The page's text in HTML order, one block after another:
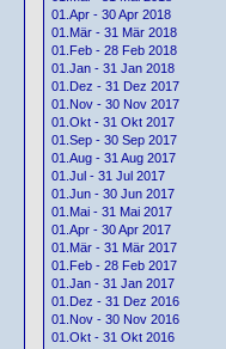
01.Apr - 30 Apr 2018
01.Mär - 31 Mär 2018
01.Feb - 28 Feb 2018
01.Jan - 31 Jan 2018
01.Dez - 31 Dez 2017
01.Nov - 30 Nov 2017
01.Okt - 31 Okt 2017
01.Sep - 30 Sep 2017
01.Aug - 31 Aug 2017
01.Jul - 31 Jul 2017
01.Jun - 30 Jun 2017
01.Mai - 31 Mai 2017
01.Apr - 30 Apr 2017
01.Mär - 31 Mär 2017
01.Feb - 28 Feb 2017
01.Jan - 31 Jan 2017
01.Dez - 31 Dez 2016
01.Nov - 30 Nov 2016
01.Okt - 31 Okt 2016